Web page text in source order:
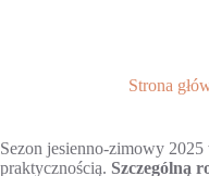
Strona
Sezon jesienno-zimowy
praktycznością. Szczególną